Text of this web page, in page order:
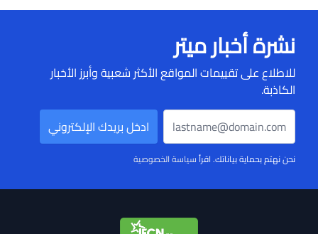
نشرة أخبار ميتر
للاطلاع على تقييمات المواقع الأكثر شعبية وأبرز الأخبار
الكاذبة.
نحن نهتم بحماية بياناتك. اقرأسياسة الخصوصية